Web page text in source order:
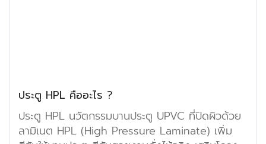
ประตู HPL คืออะไร ?
ประตู HPL นวัตกรรมบานประตู UPVC ที่ปิดผิวด้วย
ลามิเนต HPL (High Pressure Laminate) เพิ่ม